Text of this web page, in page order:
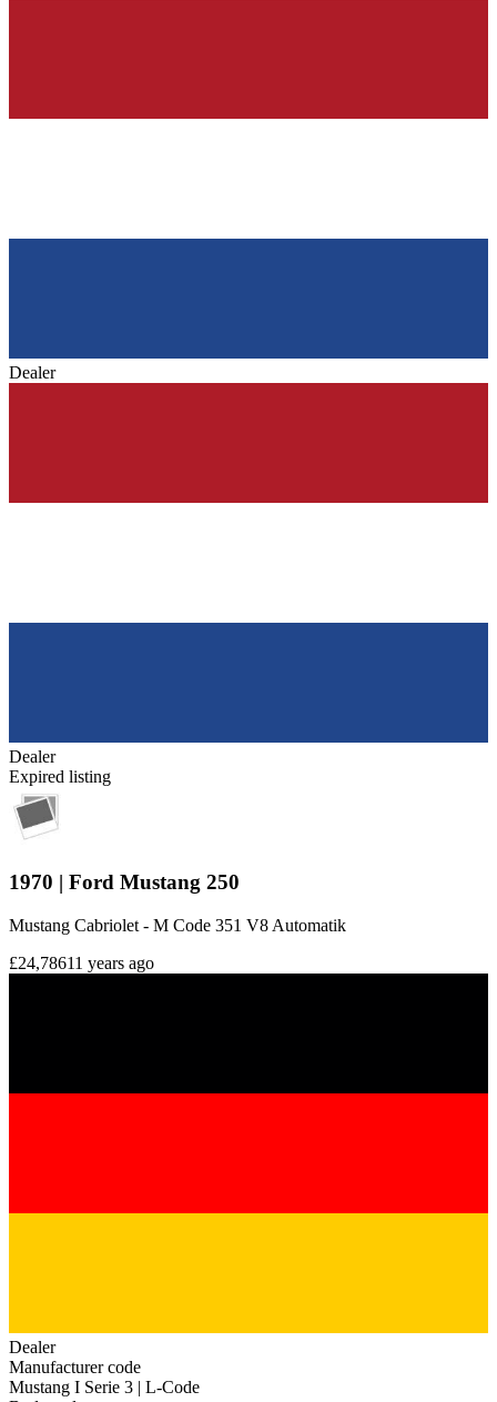
Dealer
Dealer
Expired listing
1970 | Ford Mustang 250
Mustang Cabriolet - M Code 351 V8 Automatik
£24,78611 years ago
Dealer
Manufacturer code
Mustang I Serie 3 | L-Code